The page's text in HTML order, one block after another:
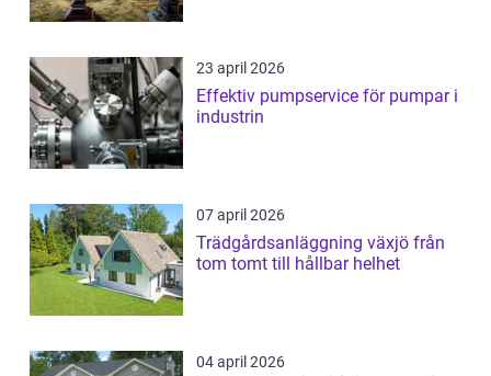
23 april 2026
Effektiv pumpservice för pumpar i
industrin
07 april 2026
Trädgårdsanläggning växjö från
tom tomt till hållbar helhet
04 april 2026